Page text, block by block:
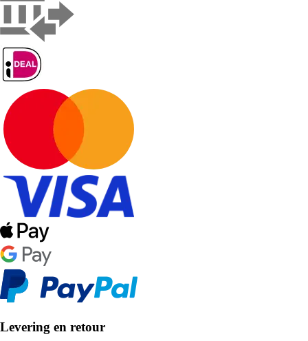
Levering en retour